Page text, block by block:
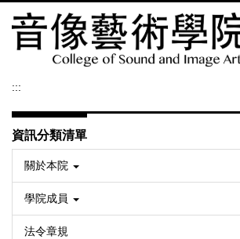
到
容
區
:::
資訊分類清單
關於本院
學院成員
法令章規